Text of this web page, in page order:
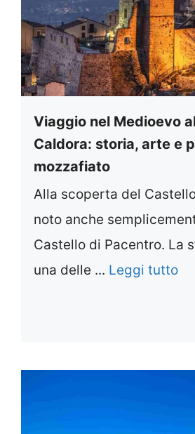
Viaggio nel Medioevo
Caldora: storia, arte e
mozzafiato
Alla scoperta del
noto anche
Castello di Pacentro. La
una delle ... Leggi tutto